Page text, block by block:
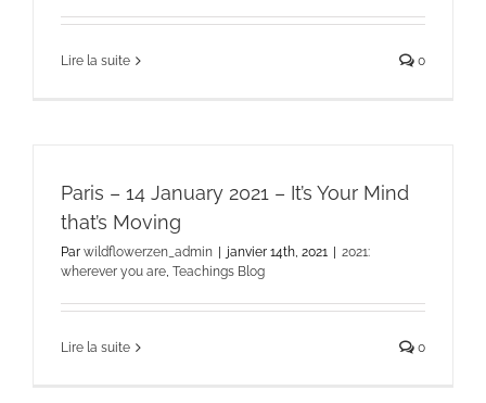
Lire la suite 0
Paris – 14 January 2021 – It’s Your Mind
that’s Moving
Par wildflowerzen_admin | janvier 14th, 2021 | 2021:
wherever you are Teachings Blog
Lire la suite 0